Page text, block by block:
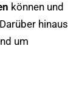
können und
hinaus
um